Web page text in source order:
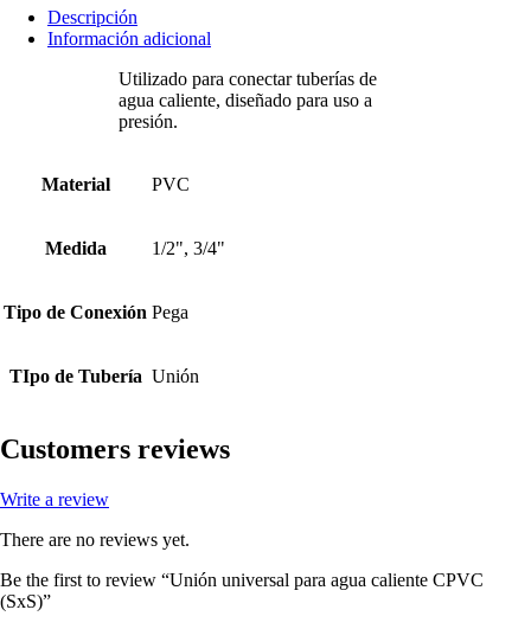
Descripción
Información adicional
Utilizado para conectar tuberías de
agua caliente, diseñado para uso a
presión.
Material PVC
Medida 1/2", 3/4"
Tipo de Conexión Pega
TIpo de Tubería Unión
Customers reviews
Write a review
There are no reviews yet.
Be the first to review “Unión universal para agua caliente CPVC
(SxS)”